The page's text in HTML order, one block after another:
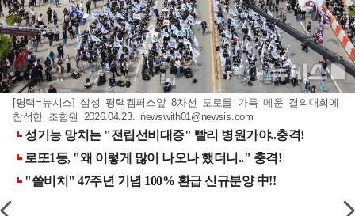
[평택=뉴시스] 삼성 평택켐퍼스앞 8차선 도로를 가득 메운 결의대회에
참석한 조합원 2026.04.23. newswith01@newsis.com